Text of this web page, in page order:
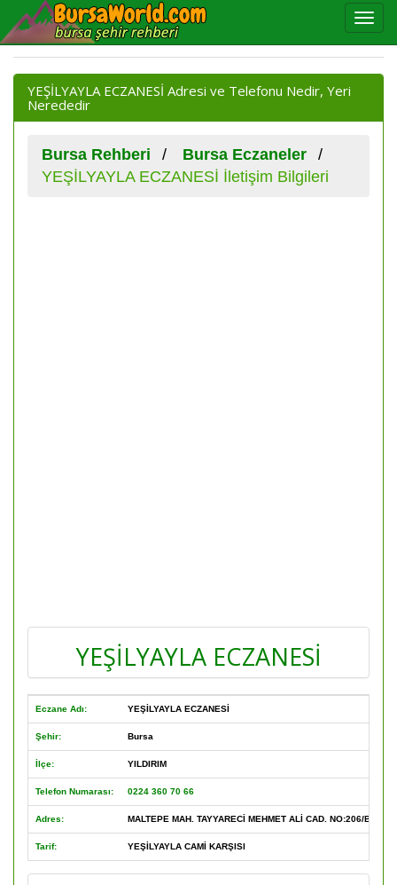
YEŞİLYAYLA ECZANESİ Adresi ve Telefonu Nedir, Yeri
Nerededir
Bursa Rehberi
Bursa Eczaneler
YEŞİLYAYLA ECZANESİ İletişim Bilgileri
YEŞİLYAYLA ECZANESİ
Eczane Adı: YEŞİLYAYLA ECZANESİ
Şehir: Bursa
İlçe: YILDIRIM
Telefon Numarası: 0224 360 70 66
Adres: MALTEPE MAH. TAYYARECİ MEHMET ALİ CAD. NO:206/B
Tarif: YEŞİLYAYLA CAMİ KARŞISI